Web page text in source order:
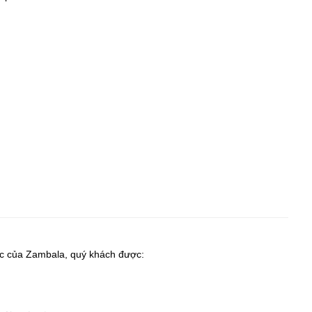
của Zambala, quý khách được: